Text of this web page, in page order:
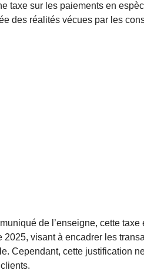
taxe sur les paiements en
des réalités vécues par les
de l’enseigne, cette
2025, visant à encadrer les
Cependant, cette justification